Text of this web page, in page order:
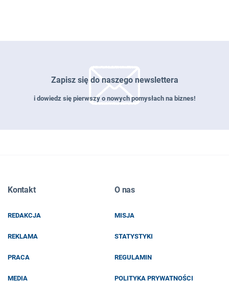
Zapisz się do naszego newslettera
i dowiedz się pierwszy o nowych pomysłach na biznes!
EMAIL
Kontakt
REDAKCJA
REKLAMA
PRACA
MEDIA
O nas
MISJA
STATYSTYKI
REGULAMIN
POLITYKA PRYWATNOŚCI